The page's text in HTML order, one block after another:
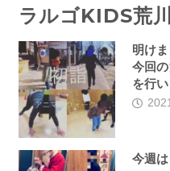
ラルゴKIDS荒川
明け
今回
を行
今週